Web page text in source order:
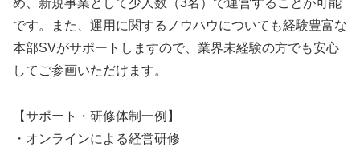
め、新規事業として少人数（3名）で運営することが可能
です。また、運用に関するノウハウについても経験豊富な
本部SVがサポートしますので、業界未経験の方でも安心
してご参画いただけます。
【サポート・研修体制一例】
・オンラインによる経営研修